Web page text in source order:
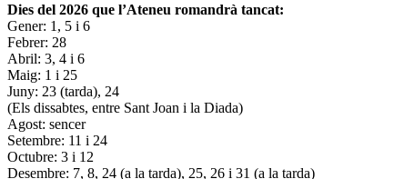
Dies del 2026 que l’Ateneu romandrà tancat:
Gener: 1, 5 i 6
Febrer: 28
Abril: 3, 4 i 6
Maig: 1 i 25
Juny: 23 (tarda), 24
(Els dissabtes, entre Sant Joan i la Diada)
Agost: sencer
Setembre: 11 i 24
Octubre: 3 i 12
Desembre: 7, 8, 24 (a la tarda), 25, 26 i 31 (a la tarda)